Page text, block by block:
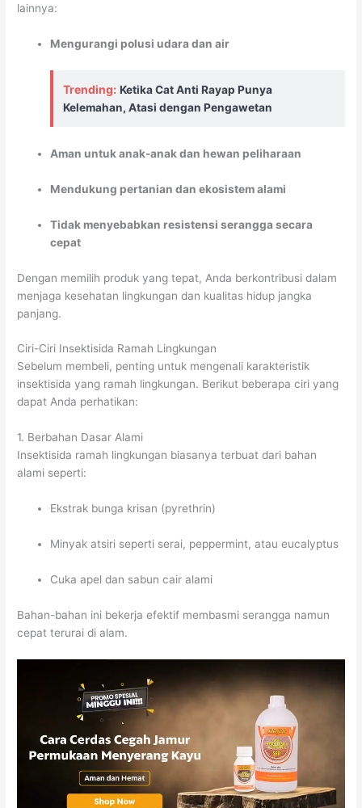
lainnya:
Mengurangi polusi udara dan air
Trending: Ketika Cat Anti Rayap Punya
Kelemahan, Atasi dengan Pengawetan
Aman untuk anak-anak dan hewan peliharaan
Mendukung pertanian dan ekosistem alami
Tidak menyebabkan resistensi serangga secara
cepat
Dengan memilih produk yang tepat, Anda berkontribusi dalam
menjaga kesehatan lingkungan dan kualitas hidup jangka
panjang.
Ciri-Ciri Insektisida Ramah Lingkungan
Sebelum membeli, penting untuk mengenali karakteristik
insektisida yang ramah lingkungan. Berikut beberapa ciri yang
dapat Anda perhatikan:
1. Berbahan Dasar Alami
Insektisida ramah lingkungan biasanya terbuat dari bahan
alami seperti:
Ekstrak bunga krisan (pyrethrin)
Minyak atsiri seperti serai, peppermint, atau eucalyptus
Cuka apel dan sabun cair alami
Bahan-bahan ini bekerja efektif membasmi serangga namun
cepat terurai di alam.